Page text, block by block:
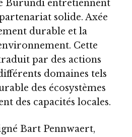
Burundi entretiennent
solide. Axée
durable et la
Cette
par des actions
domaines tels
des écosystèmes
des capacités locales.
Bart Pennwaert,